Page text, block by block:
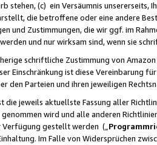
stehen, (c) ein Versäumnis unsererseits,
die betroffene oder eine andere
und Zustimmungen, die wir ggf. im
und nur wirksam sind, wenn sie
schriftliche Zustimmung von
Einschränkung ist diese Vereinbarung
den Parteien und ihren jeweiligen
die jeweils aktuellste Fassung aller
wird und alle anderen
gestellt werden („
Im Falle von Widersprüchen